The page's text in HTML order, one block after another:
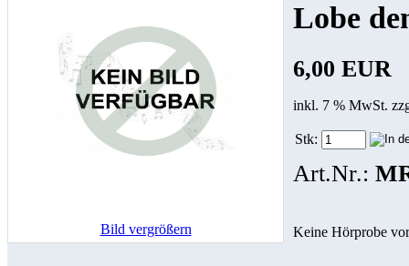
Bild vergrößern
Lobe
6,00 EUR
inkl. 7 % MwSt.
Stk:
Art.Nr.:
Keine Hörprobe